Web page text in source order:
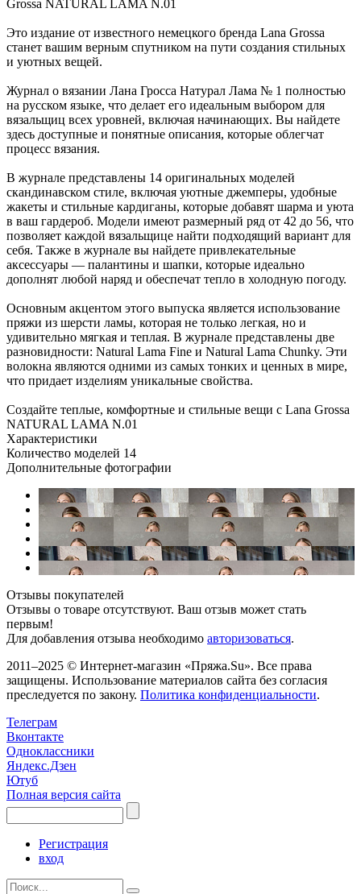
Grossa NATURAL LAMA N.01
Это издание от известного немецкого бренда Lana Grossa
станет вашим верным спутником на пути создания стильных
и уютных вещей.
Журнал о вязании Лана Гросса Натурал Лама № 1 полностью
на русском языке, что делает его идеальным выбором для
вязальщиц всех уровней, включая начинающих. Вы найдете
здесь доступные и понятные описания, которые облегчат
процесс вязания.
В журнале представлены 14 оригинальных моделей
скандинавском стиле, включая уютные джемперы, удобные
жакеты и стильные кардиганы, которые добавят шарма и уюта
в ваш гардероб. Модели имеют размерный ряд от 42 до 56, что
позволяет каждой вязальщице найти подходящий вариант для
себя. Также в журнале вы найдете привлекательные
аксессуары — палантины и шапки, которые идеально
дополнят любой наряд и обеспечат тепло в холодную погоду.
Основным акцентом этого выпуска является использование
пряжи из шерсти ламы, которая не только легкая, но и
удивительно мягкая и теплая. В журнале представлены две
разновидности: Natural Lama Fine и Natural Lama Chunky. Эти
волокна являются одними из самых тонких и ценных в мире,
что придает изделиям уникальные свойства.
Создайте теплые, комфортные и стильные вещи с Lana Grossa
NATURAL LAMA N.01
Характеристики
Количество моделей 14
Дополнительные фотографии
Отзывы покупателей
Отзывы о товаре отсутствуют. Ваш отзыв может стать
первым!
Для добавления отзыва необходимо авторизоваться.
2011–2025 © Интернет-магазин «Пряжа.Su». Все права
защищены. Использование материалов сайта без согласия
преследуется по закону. Политика конфиденциальности.
Телеграм
Вконтакте
Одноклассники
Яндекс.Дзен
Ютуб
Полная версия сайта
Регистрация
вход